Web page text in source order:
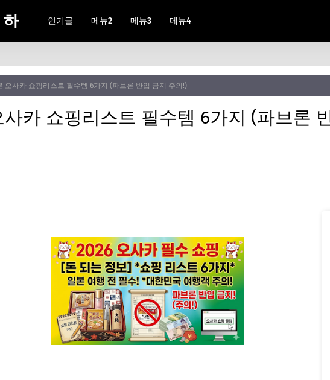
하
인기글 메뉴2 메뉴3 메뉴4
오사카 쇼핑리스트 필수템 6가지 (파브론 반입 금지 주의!)
카 쇼핑리스트 필수템 6가지 (파브론